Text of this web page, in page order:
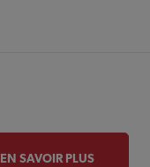
EN SAVOIR PLUS